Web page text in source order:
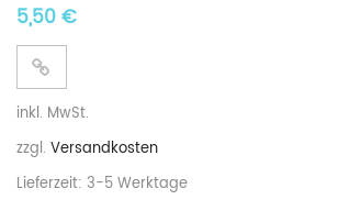
5,50€
inkl. MwSt.
zzgl. Versandkosten
Lieferzeit: 3-5 Werktage